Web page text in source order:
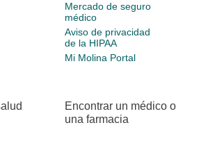
Mercado de seguro
médico
Aviso de privacidad
de la HIPAA
Mi Molina Portal
Encontrar un médico o
una farmacia